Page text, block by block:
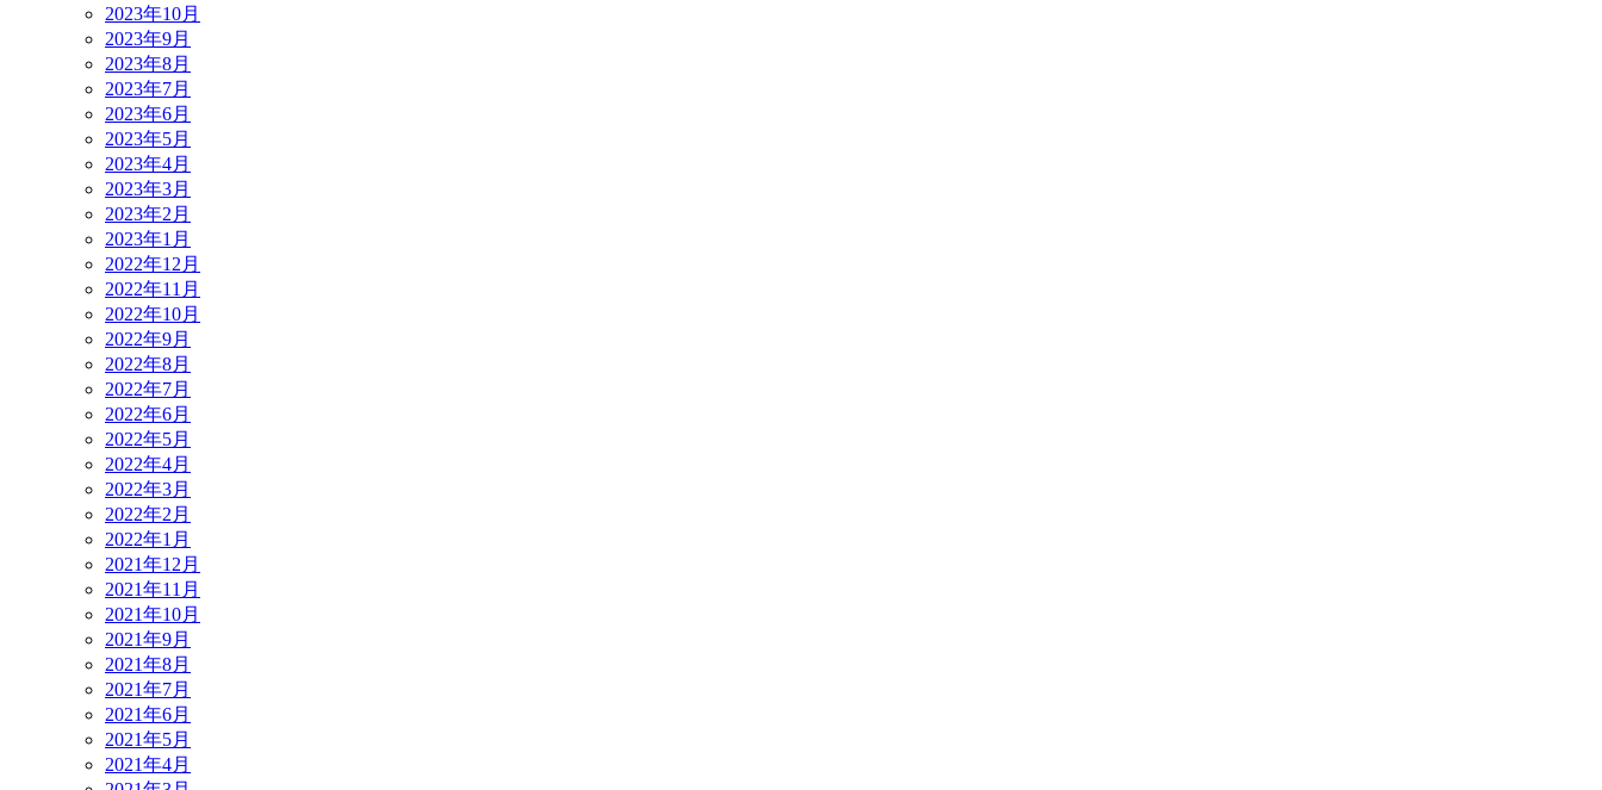
2023年10月
2023年9月
2023年8月
2023年7月
2023年6月
2023年5月
2023年4月
2023年3月
2023年2月
2023年1月
2022年12月
2022年11月
2022年10月
2022年9月
2022年8月
2022年7月
2022年6月
2022年5月
2022年4月
2022年3月
2022年2月
2022年1月
2021年12月
2021年11月
2021年10月
2021年9月
2021年8月
2021年7月
2021年6月
2021年5月
2021年4月